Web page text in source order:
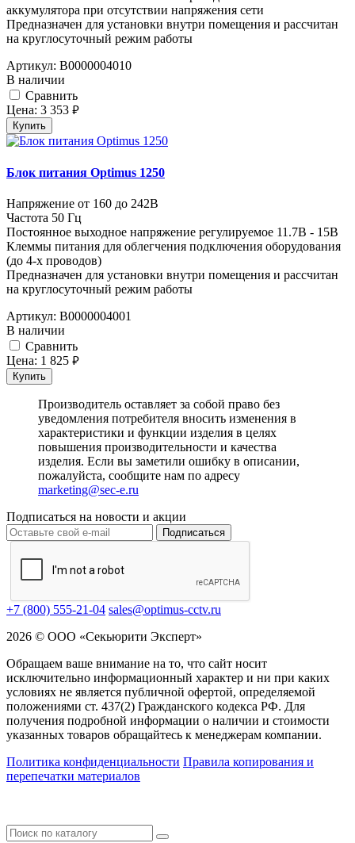
аккумулятора при отсутствии напряжения сети
Предназначен для установки внутри помещения и рассчитан
на круглосуточный режим работы
Артикул: В0000004010
В наличии
Cравнить
Цена: 3 353 руб.
Купить
Блок питания Optimus 1250
Напряжение от 160 до 242В
Частота 50 Гц
Постоянное выходное напряжение регулируемое 11.7В - 15В
Клеммы питания для облегчения подключения оборудования
(до 4-х проводов)
Предназначен для установки внутри помещения и рассчитан
на круглосуточный режим работы
Артикул: В0000004001
В наличии
Cравнить
Цена: 1 825 руб.
Купить
Производитель оставляет за собой право без
уведомления потребителя вносить изменения в
характеристики и функции изделия в целях
повышения производительности и качества
изделия. Если вы заметили ошибку в описании,
пожалуйста, сообщите нам по адресу
marketing@sec-e.ru
Подписаться на новости и акции
Подписаться
+7 (800) 555-21-04 sales@optimus-cctv.ru
2026 © ООО «Секьюрити Эксперт»
Обращаем ваше внимание на то, что сайт носит
исключительно информационный характер и ни при каких
условиях не является публичной офертой, определяемой
положениями ст. 437(2) Гражданского кодекса РФ. Для
получения подробной информации о наличии и стоимости
указанных товаров обращайтесь к менеджерам компании.
Политика конфиденциальности Правила копирования и
перепечатки материалов